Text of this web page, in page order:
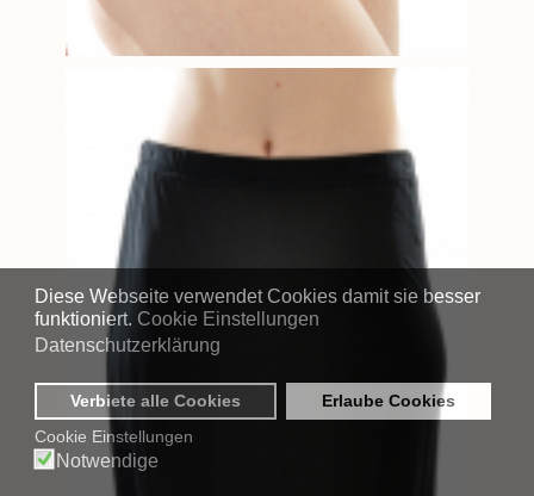
Diese Webseite verwendet Cookies damit sie besser
funktioniert. Cookie Einstellungen
Datenschutzerklärung
Verbiete alle Cookies
Erlaube Cookies
Cookie Einstellungen
Notwendige